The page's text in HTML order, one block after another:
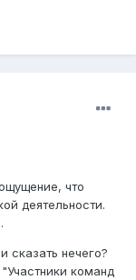
что
деятельности.
сказать нечего?
команд